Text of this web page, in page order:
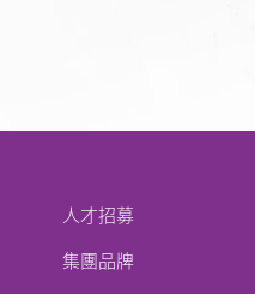
人才招募
集團品牌